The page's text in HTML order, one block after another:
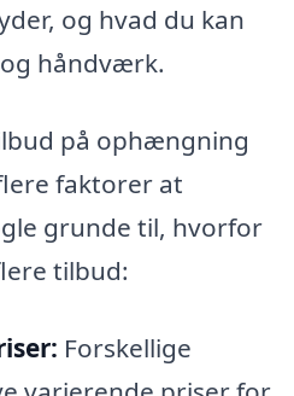
og hvad du kan
håndværk.
på ophængning
faktorer at
grunde til, hvorfor
tilbud:
Forskellige